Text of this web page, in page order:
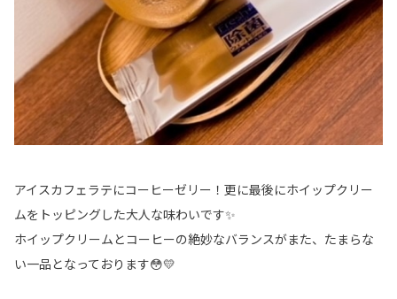
アイスカフェラテにコーヒーゼリー！更に最後にホイップクリー
ムをトッピングした大人な味わいです✨
ホイップクリームとコーヒーの絶妙なバランスがまた、たまらな
い一品となっております😳💛